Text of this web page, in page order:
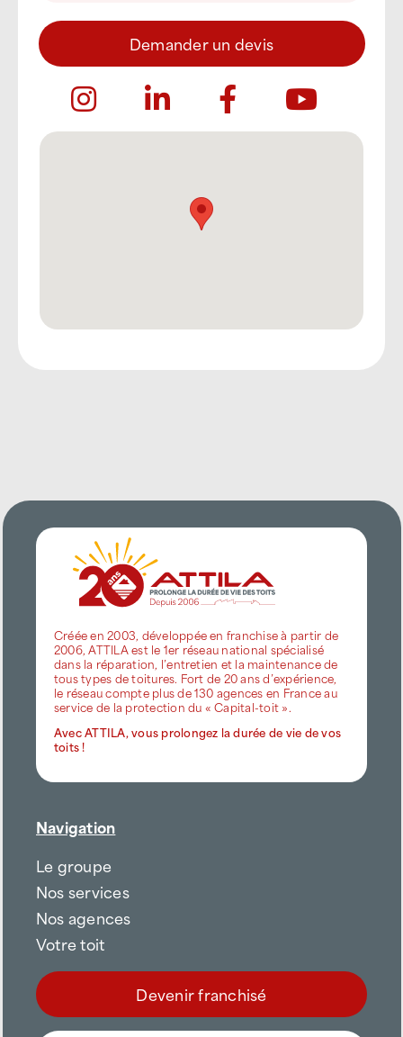
Demander un devis
Créée en 2003, développée en franchise à partir de
2006, ATTILA est le 1er réseau national spécialisé
dans la réparation, l’entretien et la maintenance de
tous types de toitures. Fort de 20 ans d’expérience,
le réseau compte plus de 130 agences en France au
service de la protection du « Capital-toit ».
Avec ATTILA, vous prolongez la durée de vie de vos
toits !
Navigation
Le groupe
Nos services
Nos agences
Votre toit
Devenir franchisé